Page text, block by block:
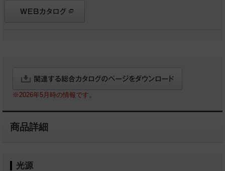
※2026年5月時の情報です。
商品詳細
光源